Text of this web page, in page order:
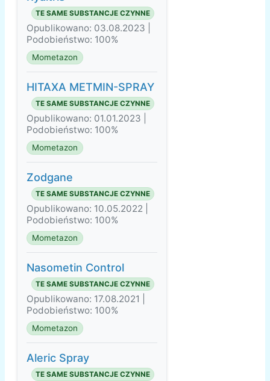
TE SAME SUBSTANCJE CZYNNE
Opublikowano: 03.08.2023 |
Podobieństwo: 100%
Mometazon
HITAXA METMIN-SPRAY
TE SAME SUBSTANCJE CZYNNE
Opublikowano: 01.01.2023 |
Podobieństwo: 100%
Mometazon
Zodgane
TE SAME SUBSTANCJE CZYNNE
Opublikowano: 10.05.2022 |
Podobieństwo: 100%
Mometazon
Nasometin Control
TE SAME SUBSTANCJE CZYNNE
Opublikowano: 17.08.2021 |
Podobieństwo: 100%
Mometazon
Aleric Spray
TE SAME SUBSTANCJE CZYNNE